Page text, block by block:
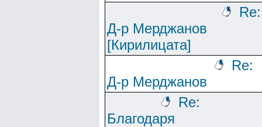
Re:
Д-р Мерджанов
[Кирилицата]
Re:
Д-р Мерджанов
Re:
Благодаря